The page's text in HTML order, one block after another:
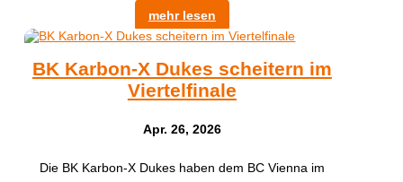
mehr lesen
BK Karbon-X Dukes scheitern im
Viertelfinale
Apr. 26, 2026
Die BK Karbon-X Dukes haben dem BC Vienna im